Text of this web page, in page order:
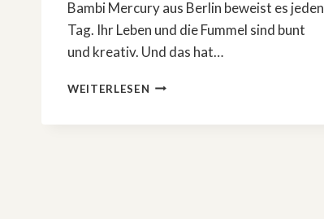
Bambi Mercury aus Berlin beweist es jeden
Tag. Ihr Leben und die Fummel sind bunt
und kreativ. Und das hat…
WEITERLESEN DAS